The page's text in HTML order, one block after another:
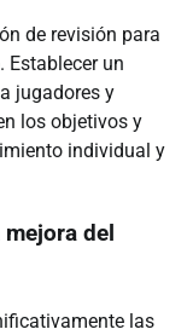
de revisión para
Establecer un
jugadores y
los objetivos y
individual y
del
las